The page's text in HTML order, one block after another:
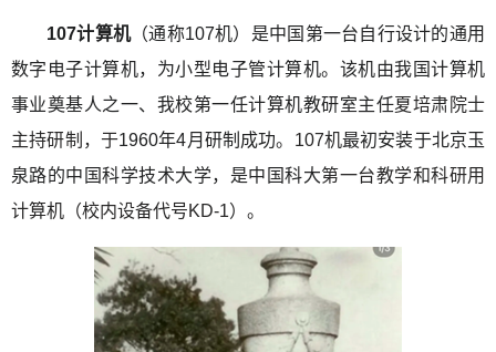
107计算机（通称107机）是中国第一台自行设计的通用
数字电子计算机，为小型电子管计算机。该机由我国计算机
事业奠基人之一、我校第一任计算机教研室主任夏培肃院士
主持研制，于1960年4月研制成功。 107机最初安装于北京玉
泉路的中国科学技术大学，是中国科大第一台教学和科研用
计算机（校内设备代号KD-1）。